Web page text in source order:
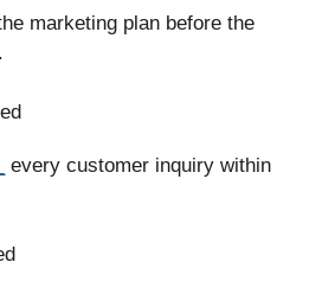
marketing plan before the
every customer inquiry within